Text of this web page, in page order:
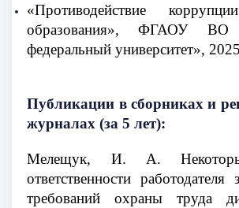
«Противодействие
образования», ФГАОУ ВО
федеральный университет»,
Публикации в сборниках и
журналах(за 5 лет):
Мелещук, И. А.
ответственности
требований охраны труда